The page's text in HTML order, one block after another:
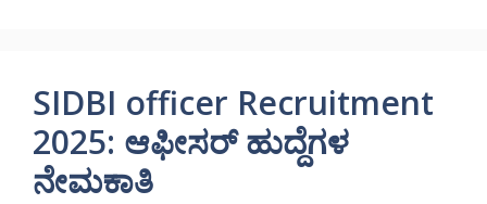
SIDBI officer Recruitment
2025: ಆಫೀಸರ್ ಹುದ್ದೆಗಳ
ನೇಮಕಾತಿ